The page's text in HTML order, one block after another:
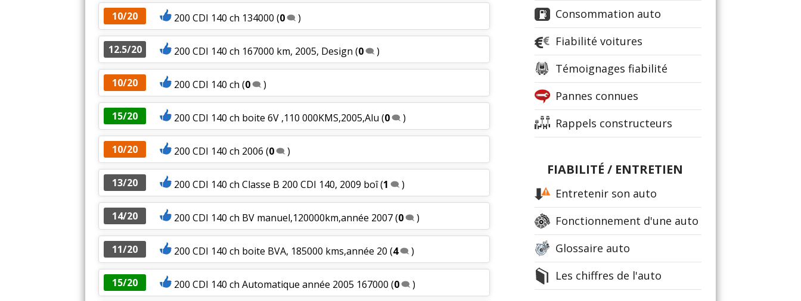
10/20 200 CDI 140 ch 134000 (0 )
12.5/20 200 CDI 140 ch 167000 km, 2005, Design (0 )
10/20 200 CDI 140 ch (0 )
15/20 200 CDI 140 ch boite 6V ,110 000KMS,2005,Alu (0 )
10/20 200 CDI 140 ch 2006 (0 )
13/20 200 CDI 140 ch Classe B 200 CDI 140, 2009 boî(1 )
14/20 200 CDI 140 ch BV manuel,120000km,année 2007(0 )
11/20 200 CDI 140 ch boite BVA, 185000 kms,année 20 (4 )
15/20 200 CDI 140 ch Automatique année 2005 167000 (0 )
Consommation auto
Fiabilité voitures
Témoignages fiabilité
Pannes connues
Rappels constructeurs
FIABILITÉ / ENTRETIEN
Entretenir son auto
Fonctionnement d'une auto
Glossaire auto
Les chiffres de l'auto